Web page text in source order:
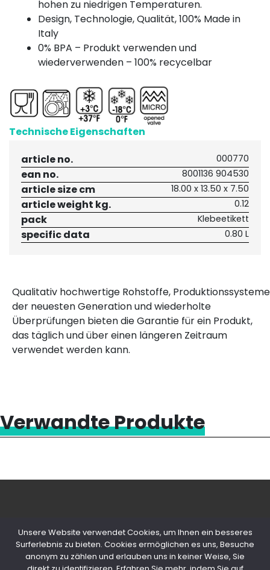
hohen zu niedrigen Temperaturen.
Design, Technologie, Qualität, 100% Made in
Italy
0% BPA – Produkt verwenden und
wiederverwenden – 100% recycelbar
Technische Eigenschaften
article no.
000770
ean no. 8001136 904530
article size cm 18.00 x 13.50 x 7.50
article weight kg. 0.12
pack Klebeetikett
specific data 0.80 L
Qualitativ hochwertige Rohstoffe, Produktionssysteme
der neuesten Generation und wiederholte
Überprüfungen bieten die Garantie für ein Produkt,
das täglich und über einen längeren Zeitraum
verwendet werden kann.
Verwandte Produkte
© 2020 Copyright Snips SRL | P. IVA
Unsere Website verwendet Cookies, um Ihnen ein besseres
Surferlebnis zu bieten. Cookies ermöglichen es uns, Besuche
anonym zu zählen und erlauben uns in keiner Weise, Sie